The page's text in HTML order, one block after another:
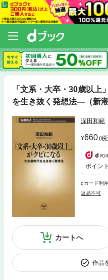
「文系・大卒・30歳以
を生き抜く発想法—（新潮
深田和範
660(
ポイン
dカード利
返品不可
カートへ
作品